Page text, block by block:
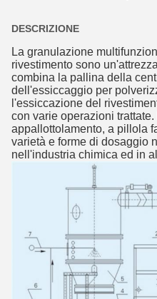
DESCRIZIONE
La granulazione
rivestimento sono
combina la pallina della
dell'essiccaggio per
l'essiccazione del
con varie operazioni
appallottolamento, a pillola
varietà e forme di dosaggio
nell'industria chimica ed in